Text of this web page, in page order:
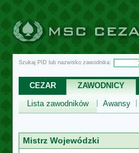
Szukaj PID lub nazwisko zawodnika:
CEZAR ZAWODNICY
Lista zawodników
Awansy
Mistrz Wojewódzki